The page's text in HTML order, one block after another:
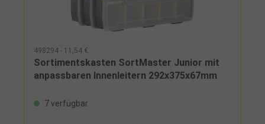
498294 - 11,54 €
Sortimentskasten SortMaster Junior mit
anpassbaren Innenleitern 292x375x67mm
7 verfügbar